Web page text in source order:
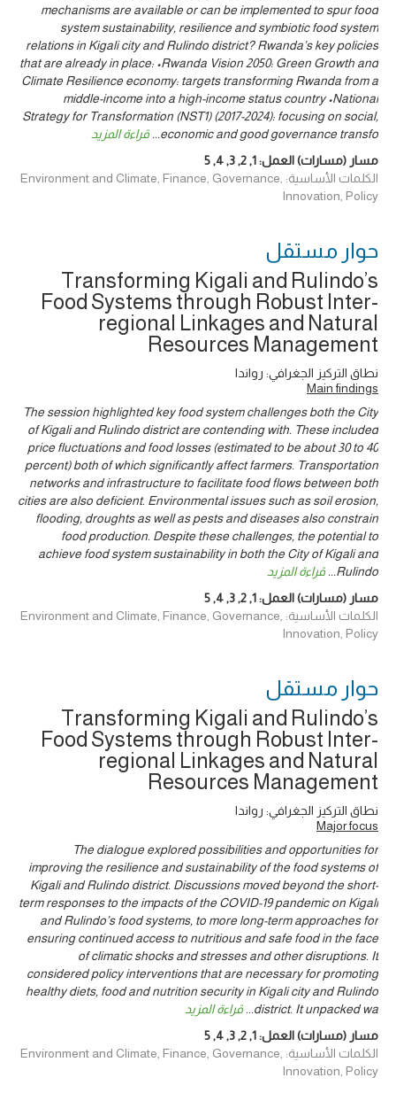
mechanisms are available or can be implemented to spur food
system sustainability, resilience and symbiotic food system
relations in Kigali city and Rulindo district? Rwanda’s key policies
that are already in place: •Rwanda Vision 2050: Green Growth and
Climate Resilience economy: targets transforming Rwanda from a
middle-income into a high-income status country •National
Strategy for Transformation (NST1) (2017-2024): focusing on social,
economic and good governance transfo
... قراءة المزيد
مسار (مسارات) العمل:1
,
2
,
3
,
4
,
5
الكلمات الأساسية: Environment and Climate, Finance, Governance,
Innovation, Policy
حوار ‎مستقل
Transforming Kigali and Rulindo’s
Food Systems through Robust Inter-
regional Linkages and Natural
Resources Management
نطاق التركيز الجغرافي: رواندا
Main findings
The session highlighted key food system challenges both the City
of Kigali and Rulindo district are contending with. These included
price fluctuations and food losses (estimated to be about 30 to 40
percent) both of which significantly affect farmers. Transportation
networks and infrastructure to facilitate food flows between both
cities are also deficient. Environmental issues such as soil erosion,
flooding, droughts as well as pests and diseases also constrain
food production. Despite these challenges, the potential to
achieve food system sustainability in both the City of Kigali and
Rulindo
... قراءة المزيد
مسار (مسارات) العمل:1
,
2
,
3
,
4
,
5
الكلمات الأساسية: Environment and Climate, Finance, Governance,
Innovation, Policy
حوار ‎مستقل
Transforming Kigali and Rulindo’s
Food Systems through Robust Inter-
regional Linkages and Natural
Resources Management
نطاق التركيز الجغرافي: رواندا
Major focus
The dialogue explored possibilities and opportunities for
improving the resilience and sustainability of the food systems of
Kigali and Rulindo district. Discussions moved beyond the short-
term responses to the impacts of the COVID-19 pandemic on Kigali
and Rulindo’s food systems, to more long-term approaches for
ensuring continued access to nutritious and safe food in the face
of climatic shocks and stresses and other disruptions. It
considered policy interventions that are necessary for promoting
healthy diets, food and nutrition security in Kigali city and Rulindo
district. It unpacked wa
... قراءة المزيد
مسار (مسارات) العمل:1
,
2
,
3
,
4
,
5
الكلمات الأساسية: Environment and Climate, Finance, Governance,
Innovation, Policy